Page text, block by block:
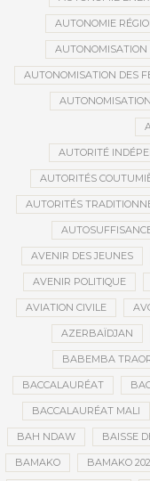
AUTONOMIE
AUTONOMISATION
AUTONOMISATION DES
AUTORITÉ
AUTORITÉS
AUTORITÉS
AVENIR DES JEUNES
AVENIR POLITIQUE
AVIATION CIVILE
AZERBAÏDJAN
BABEMBA
BACCALAURÉAT
BACCALAURÉAT MALI
BAH NDAW BAISSE
BAMAKO BAMAKO